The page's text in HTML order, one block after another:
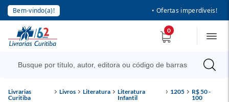
Bem-vindo(a)! • Ofertas imperdíveis!
0
Livrarias
Curitiba
Livros Literatura
Literatura
Infantil
1205
R$ 50 -
100